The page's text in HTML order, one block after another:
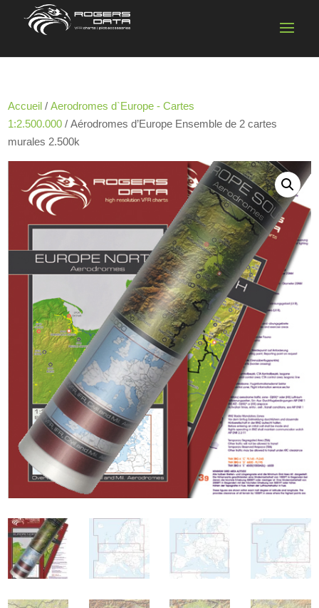
Accueil /Aerodromes d`Europe - Cartes
1:2.500.000 / Aérodromes d’Europe Ensemble de 2 cartes
murales 2.500k